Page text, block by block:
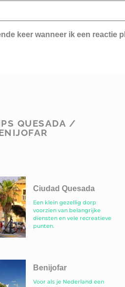
keer wanneer ik een reactie
QUESADA /
Ciudad Quesada
Een klein gezellig dorp
voorzien van belangrijke
diensten en vele recreatieve
punten.
Benijofar
Voor als je Nederland een